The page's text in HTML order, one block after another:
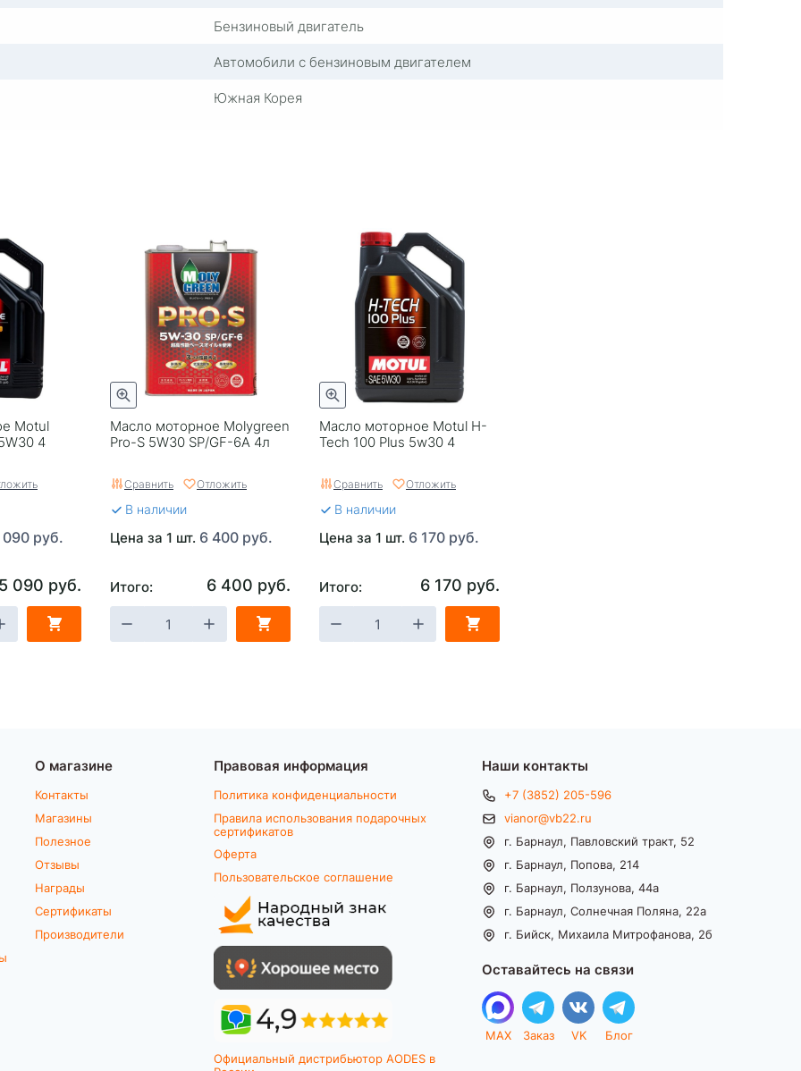
Бензиновый двигатель
Автомобили с бензиновым двигателем
Южная Корея
Motul
4
090 руб.
5 090 руб.
Масло моторное Molygreen
Pro-S 5W30 SP/GF-6A 4л
Сравнить Отложить
В наличии
Цена за 1 шт. 6 400 руб.
Итого: 6 400 руб.
Масло моторное Motul H-
Tech 100 Plus 5w30 4
Сравнить Отложить
В наличии
Цена за 1 шт. 6 170 руб.
Итого: 6 170 руб.
О магазине
Контакты
Магазины
Полезное
Отзывы
Награды
Сертификаты
Производители
Правовая информация
Политика конфиденциальности
Правила использования подарочных
сертификатов
Оферта
Пользовательское соглашение
Официальный дистрибьютор AODES в
Наши контакты
+7 (3852) 205-596
vianor@vb22.ru
г. Барнаул, Павловский тракт, 52
г. Барнаул, Попова, 214
г. Барнаул, Ползунова, 44а
г. Барнаул, Солнечная Поляна, 22а
г. Бийск, Михаила Митрофанова, 2б
Оставайтесь на связи
MAX Заказ VK Блог